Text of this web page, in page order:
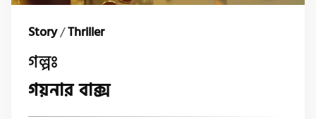
Story/Thriller
গল্পঃ
গয়নার বাক্স